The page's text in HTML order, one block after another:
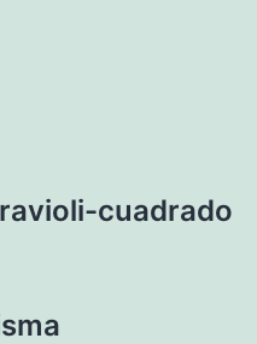
cuadrado